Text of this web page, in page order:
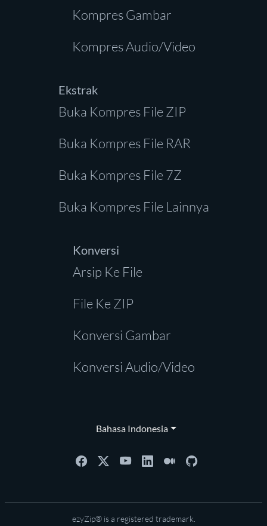
Kompres Gambar
Kompres Audio/Video
Ekstrak
Buka Kompres File ZIP
Buka Kompres File RAR
Buka Kompres File 7Z
Buka Kompres File Lainnya
Konversi
Arsip Ke File
File Ke ZIP
Konversi Gambar
Konversi Audio/Video
Bahasa Indonesia
ezyZip® is a registered trademark.